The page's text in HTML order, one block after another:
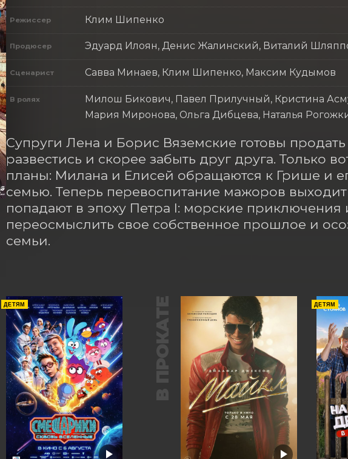
Режиссер Клим Шипенко
Продюсер Эдуард Илоян, Денис Жалинский, Виталий
Сценарист Савва Минаев, Клим Шипенко, Максим Кудымов
В ролях
Милош Бикович, Павел Прилучный, Кристина
Мария Миронова, Ольга Дибцева, Наталья
Супруги Лена и Борис Вяземские готовы
развестись и скорее забыть друг друга. Только
планы: Милана и Елисей обращаются к Грише и
семью. Теперь перевоспитание мажоров
попадают в эпоху Петра I: морские приключения
переосмыслить свое собственное прошлое и
семьи.
ДЕТЯМ В ПРОКАТЕ ДЕТЯМ